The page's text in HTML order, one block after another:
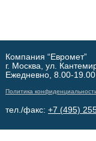
Компания “Евромет”
г. Москва, ул.
Ежедневно, 8.00-19.00
Политика
тел./факс: +7 (495)